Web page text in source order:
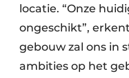
locatie. “Onze
ongeschikt”,
gebouw zal ons in
ambities op het